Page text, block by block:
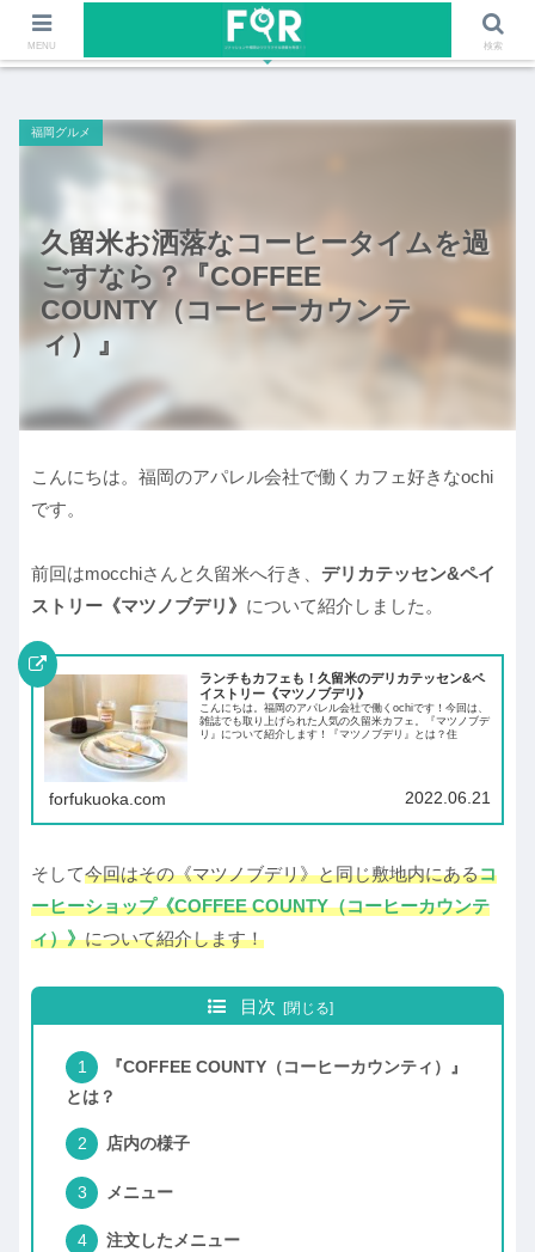
ファッションや福岡のワクワクする情報を発信！！
久留米お洒落なコーヒータイムを過
ごすなら？『COFFEE
COUNTY（コーヒーカウンテ
ィ）』
福岡グルメ
こんにちは。福岡のアパレル会社で働くカフェ好きなochi
です。
前回はmocchiさんと久留米へ行き、 デリカテッセン&ペイ
ストリー《マツノブデリ》 について紹介しました。
ランチもカフェも！久留米のデリカテッセン&ペ
イストリー《マツノブデリ》
こんにちは。福岡のアパレル会社で働くochiです！今回は、
雑誌でも取り上げられた人気の久留米カフェ。『マツノブデ
リ』について紹介します！『マツノブデリ』とは？住
forfukuoka.com 2022.06.21
そして今回はその《マツノブデリ》と同じ敷地内にあるコ
ーヒーショップ《COFFEE COUNTY（コーヒーカウンテ
ィ）》について紹介します！
目次
『COFFEE COUNTY（コーヒーカウンティ）』
とは？
店内の様子
メニュー
注文したメニュー
MENU 検索